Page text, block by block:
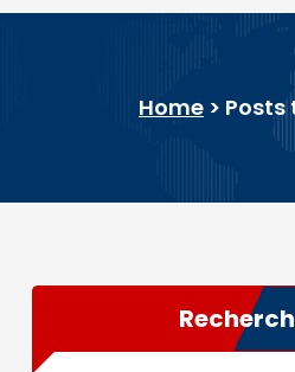
Home > Posts